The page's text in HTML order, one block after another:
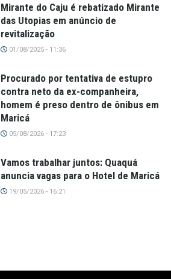
Mirante do Caju é rebatizado Mirante
das Utopias em anúncio de
revitalização
01/08/2025 - 11:36
Procurado por tentativa de estupro
contra neto da ex-companheira,
homem é preso dentro de ônibus em
Maricá
05/08/2026 - 17:23
Vamos trabalhar juntos: Quaquá
anuncia vagas para o Hotel de Maricá
19/05/2026 - 16:21